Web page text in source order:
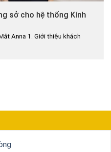
sở cho hệ thống Kính
Anna 1. Giới thiệu khách